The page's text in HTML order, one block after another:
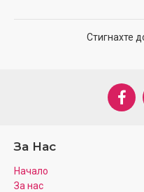
Стигнахте
За Нас
Начало
За нас